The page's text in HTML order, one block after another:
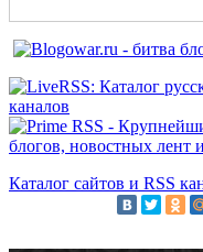
Каталог сайтов и RSS